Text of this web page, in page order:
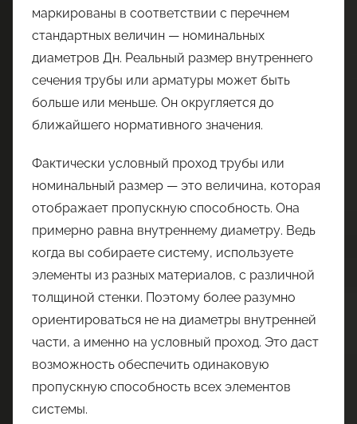
маркированы в соответствии с перечнем
стандартных величин — номинальных
диаметров Дн. Реальный размер внутреннего
сечения трубы или арматуры может быть
больше или меньше. Он округляется до
ближайшего нормативного значения.
Фактически условный проход трубы или
номинальный размер — это величина, которая
отображает пропускную способность. Она
примерно равна внутреннему диаметру. Ведь
когда вы собираете систему, используете
элементы из разных материалов, с различной
толщиной стенки. Поэтому более разумно
ориентироваться не на диаметры внутренней
части, а именно на условный проход. Это даст
возможность обеспечить одинаковую
пропускную способность всех элементов
системы.